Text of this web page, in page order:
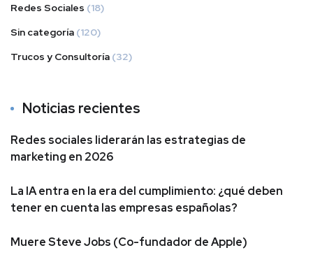
Redes Sociales (18)
Sin categoría (120)
Trucos y Consultoría (32)
Noticias recientes
Redes sociales liderarán las estrategias de
marketing en 2026
La IA entra en la era del cumplimiento: ¿qué deben
tener en cuenta las empresas españolas?
Muere Steve Jobs (Co-fundador de Apple)